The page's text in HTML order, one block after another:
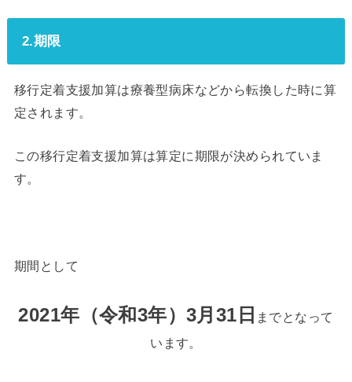
2.期限
移行定着支援加算は療養型病床などから転換した時に算
定されます。
この移行定着支援加算は算定に期限が決められていま
す。
期間として
2021年（令和3年）3月31日 までとなって
います。